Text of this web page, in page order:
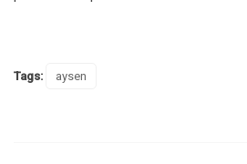
Tags: aysen